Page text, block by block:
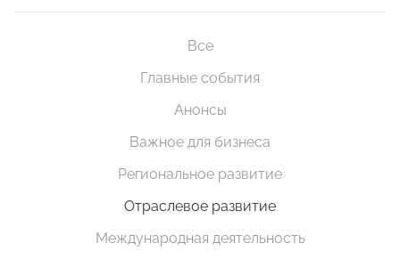
Все
Главные события
Анонсы
Важное для бизнеса
Региональное развитие
Отраслевое развитие
Международная деятельность